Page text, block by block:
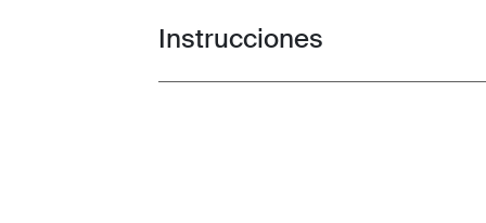
Toggle guides and instructions
Instrucciones